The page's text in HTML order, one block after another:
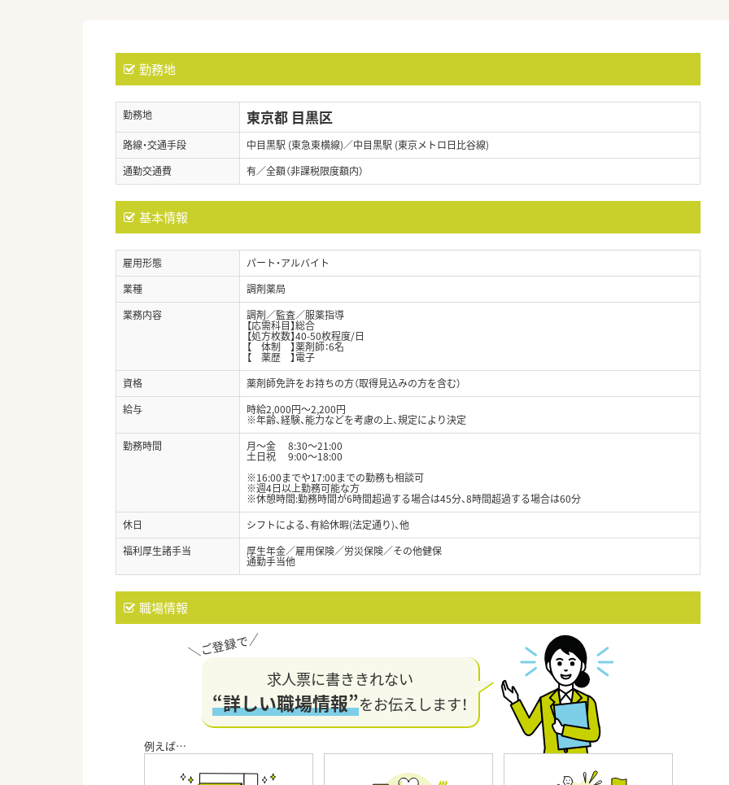
勤務地
勤務地 東京都 目黒区
路線・交通手段
中目黒駅 (東急東横線)／中目黒駅 (東京メトロ日比谷線)
通勤交通費
有／全額（非課税限度額内）
基本情報
雇用形態
パート・アルバイト
業種
調剤薬局
業務内容
調剤／監査／服薬指導
【応需科目】総合
【処方枚数】40-50枚程度/日
【 体制 】薬剤師：6名
【 薬歴 】電子
資格
薬剤師免許をお持ちの方（取得見込みの方を含む）
給与
時給2,000円～2,200円
※年齢、経験、能力などを考慮の上、規定により決定
勤務時間
月～金 8:30～21:00
土日祝 9:00～18:00
※16:00までや17:00までの勤務も相談可
※週4日以上勤務可能な方
※休憩時間:勤務時間が6時間超過する場合は45分、8時間超過する場合は60分
休日
シフトによる、有給休暇(法定通り)、他
福利厚生諸手当
厚生年金／雇用保険／労災保険／その他健保
通勤手当他
職場情報
求人票に書ききれない
“詳しい職場情報”をお伝えします！